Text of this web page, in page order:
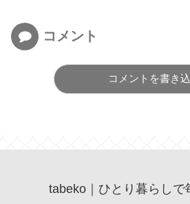
コメント
コメントを書き
tabeko｜ひとり暮らしで